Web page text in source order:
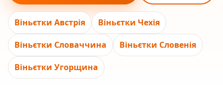
Віньєтки Австрія Віньєтки Чехія
Віньєтки Словаччина Віньєтки Словенія
Віньєтки Угорщина